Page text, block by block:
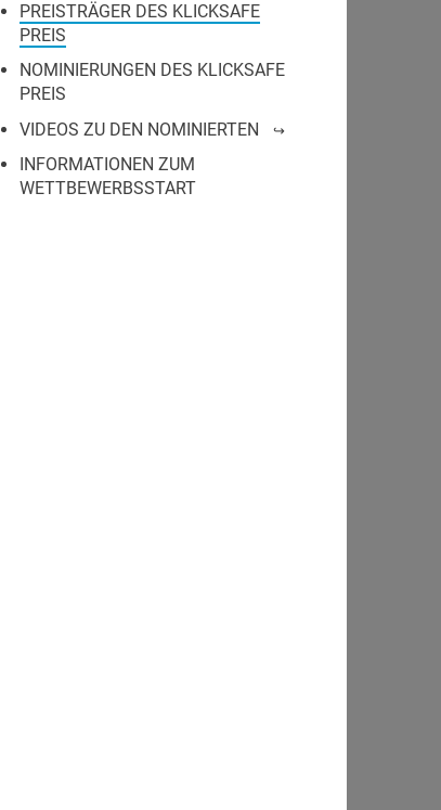
PREISTRÄGER DES KLICKSAFE
PREIS
NOMINIERUNGEN DES KLICKSAFE
PREIS
VIDEOS ZU DEN NOMINIERTEN
INFORMATIONEN ZUM
WETTBEWERBSSTART